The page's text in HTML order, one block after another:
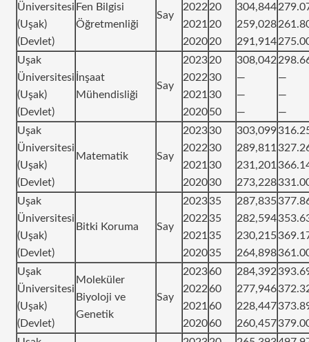
Üniversitesi
(Uşak)
(Devlet)
Fen Bilgisi
Öğretmenliği
Say
2022
2021
2020
20
20
20
304,844
259,028
291,914
Uşak
Üniversitesi
(Uşak)
(Devlet)
İnşaat
Mühendisliği
Say
2023
2022
2021
2020
20
30
30
50
308,042
—
—
—
—
—
—
Uşak
Üniversitesi
(Uşak)
(Devlet)
Matematik Say
2023
2022
2021
2020
30
30
30
30
303,099
289,811
231,201
273,228
Uşak
Üniversitesi
(Uşak)
(Devlet)
Bitki Koruma Say
2023
2022
2021
2020
35
35
35
35
287,835
282,594
230,215
264,898
Uşak
Üniversitesi
(Uşak)
(Devlet)
Moleküler
Biyoloji ve
Genetik
Say
2023
2022
2021
2020
60
60
60
60
284,392
277,946
228,447
260,457